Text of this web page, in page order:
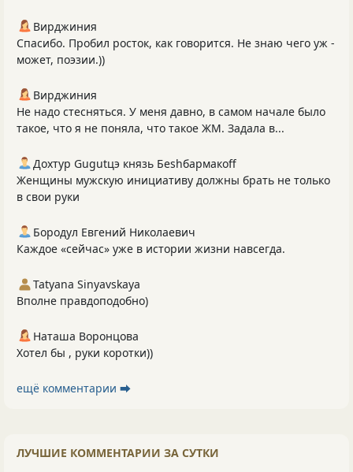
Вирджиния
Спасибо. Пробил росток, как говорится. Не знаю чего уж -
может, поэзии.))
Вирджиния
Не надо стесняться. У меня давно, в самом начале было
такое, что я не поняла, что такое ЖМ. Задала в...
Дохтур Gugutцэ князь Беshбармакоff
Женщины мужскую инициативу должны брать не только
в свои руки
Бородул Евгений Николаевич
Каждое «сейчас» уже в истории жизни навсегда.
Tatyana Sinyavskaya
Вполне правдоподобно)
Наташа Воронцова
Хотел бы , руки коротки))
ещё комментарии ⮕
ЛУЧШИЕ КОММЕНТАРИИ ЗА СУТКИ